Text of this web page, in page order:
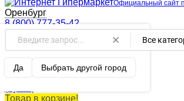
Официальный сайт
Оренбург
Оренбург ваш город?
Да Выбрать другой город
8 (800) 777-35-42
Все
Корзина
Товар в корзине!